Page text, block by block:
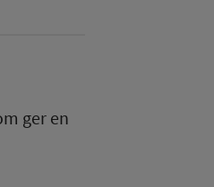
ger en